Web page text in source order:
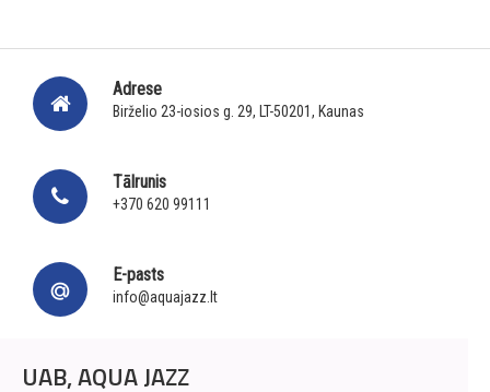
Adrese
Birželio 23-iosios g. 29, LT-50201, Kaunas
Tālrunis
+370 620 99111
E-pasts
info@aquajazz.lt
UAB, AQUA JAZZ